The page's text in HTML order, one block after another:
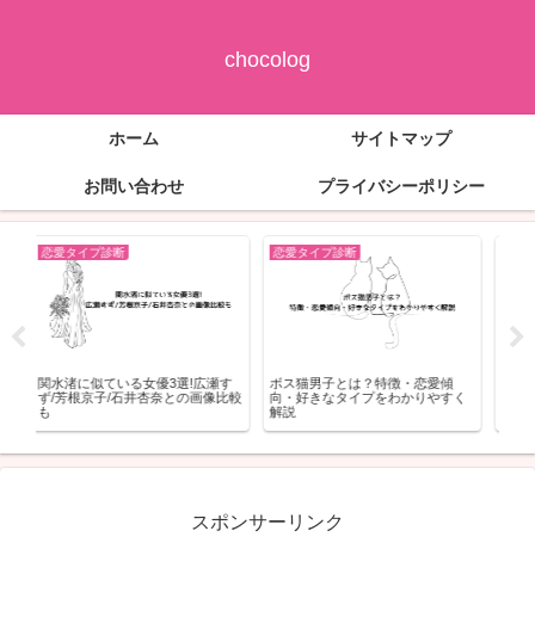
chocolog
ホーム サイトマップ
お問い合わせ プライバシーポリシー
恋愛タイプ診断
小悪魔女子のMBTIタイプとは？特
徴・恋愛傾向・モテる理由を徹底
解説
恋愛タイプ診断
The MELT2026のグッズ一覧!ｵﾝﾗｲ
ﾝ/通販や当日買えるかも
スポンサーリンク